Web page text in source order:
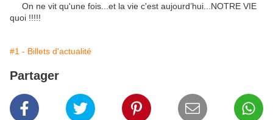
On ne vit qu'une fois...et la vie c'est aujourd’hui...NOTRE VIE
quoi !!!!!
#1 - Billets d'actualité
Partager